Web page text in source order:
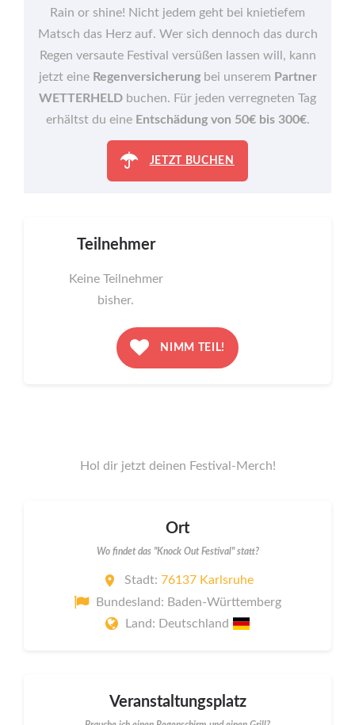
Rain or shine! Nicht jedem geht bei knietiefem
Matsch das Herz auf. Wer sich dennoch das durch
Regen versaute Festival versüßen lassen will, kann
jetzt eine Regenversicherungbei unserem Partner
WETTERHELD buchen. Für jeden verregneten Tag
erhältst du eine Entschädung von 50€ bis 300€.
JETZT BUCHEN
Teilnehmer
Keine Teilnehmer
bisher.
NIMM TEIL!
Hol dir jetzt deinen Festival-Merch!
Ort
Wo findet das "Knock Out Festival" statt?
Stadt: 76137 Karlsruhe
Bundesland: Baden-Württemberg
Land: Deutschland
Veranstaltungsplatz